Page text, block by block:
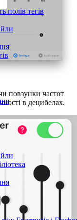
полів тегів
повзунки частот
в децибелах.